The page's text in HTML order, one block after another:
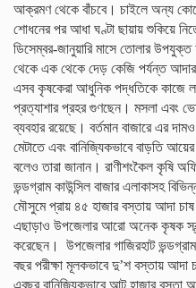
আক্রমণ থেকে বাঁচবে। চাইলে অন্য
শোধনের পর আধা ঘণ্টা ছায়ায় শুকিয়ে
ডিসেম্বর-জানুয়ারি মাসে তোলার
থেকে এক থেকে দেড় কেজি পর্যন্ত
এসব কৃষকেরা আধুনিক পদ্ধতিকে কাজে
প্রত্যাশার প্রহর গুণছেন। মসলা এবং
ব্যবহার রয়েছে। বর্তমান বাজারে এর
মেটাতে এবং বানিজ্যিকভাবে বাড়তি
বলেও তারা জানান। রাণীশংকৈল কৃষি
ভন্ডগ্রাম কাউন্সিল বাজার এলাকাসহ
মৌসুমে প্রায় ৪৫ হাজার বস্তায় আদা
এছাড়াও উপজেলার আরো অনেক কৃষক
করেছেন। উপজেলার গাজিরহাট
বছর পরীক্ষা মূলকভাবে দু’শ বস্তায়